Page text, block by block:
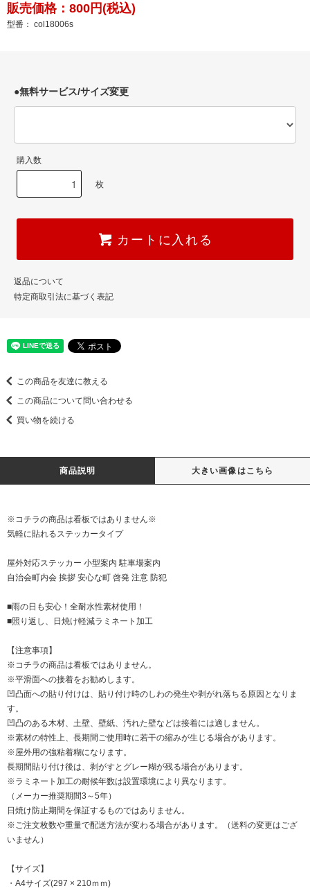
販売価格：800円(税込)
型番： col18006s
●無料サービス/サイズ変更
購入数
枚
カートに入れる
返品について
特定商取引法に基づく表記
この商品を友達に教える
この商品について問い合わせる
買い物を続ける
商品説明 大きい画像はこちら
※コチラの商品は看板ではありません※
気軽に貼れるステッカータイプ
屋外対応ステッカー 小型案内 駐車場案内
自治会町内会 挨拶 安心な町 啓発 注意 防犯
■雨の日も安心！全耐水性素材使用！
■照り返し、日焼け軽減ラミネート加工
【注意事項】
※コチラの商品は看板ではありません。
※平滑面への接着をお勧めします。
凹凸面への貼り付けは、貼り付け時のしわの発生や剥がれ落ちる原因となりま
す。
凹凸のある木材、土壁、壁紙、汚れた壁などは接着には適しません。
※素材の特性上、長期間ご使用時に若干の縮みが生じる場合があります。
※屋外用の強粘着糊になります。
長期間貼り付け後は、剥がすとグレー糊が残る場合があります。
※ラミネート加工の耐候年数は設置環境により異なります。
（メーカー推奨期間3～5年）
日焼け防止期間を保証するものではありません。
※ご注文枚数や重量で配送方法が変わる場合があります。（送料の変更はござ
いません）
【サイズ】
・A4サイズ(297 × 210ｍｍ)